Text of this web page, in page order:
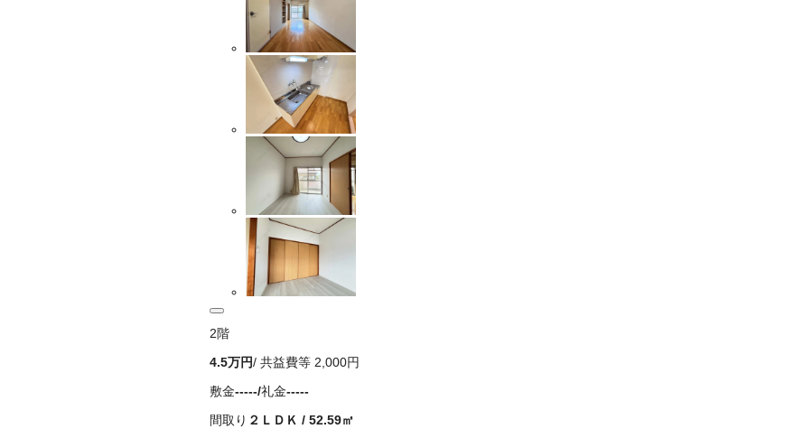
2階
4.5万円/ 共益費等 2,000円
敷金-----/礼金-----
間取り ２ＬＤＫ / 52.59㎡